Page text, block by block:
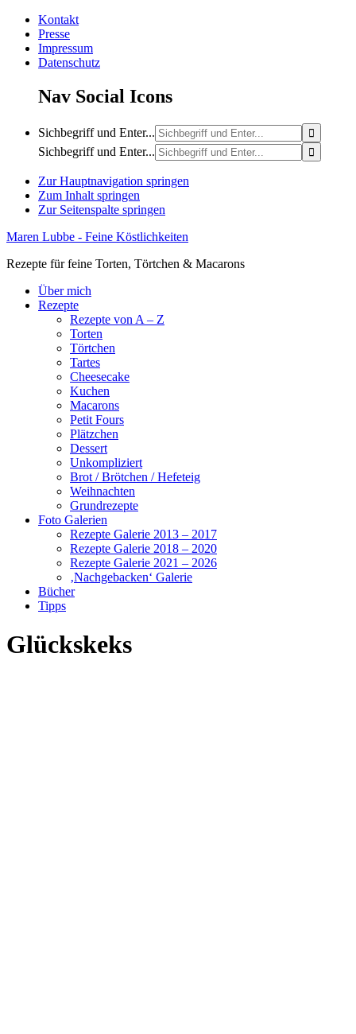
Kontakt
Presse
Impressum
Datenschutz
Nav Social Icons
Sichbegriff und Enter...
Sichbegriff und Enter...
Zur Hauptnavigation springen
Zum Inhalt springen
Zur Seitenspalte springen
Maren Lubbe - Feine Köstlichkeiten
Rezepte für feine Torten, Törtchen & Macarons
Über mich
Rezepte
Rezepte von A – Z
Torten
Törtchen
Tartes
Cheesecake
Kuchen
Macarons
Petit Fours
Plätzchen
Dessert
Unkompliziert
Brot / Brötchen / Hefeteig
Weihnachten
Grundrezepte
Foto Galerien
Rezepte Galerie 2013 – 2017
Rezepte Galerie 2018 – 2020
Rezepte Galerie 2021 – 2026
‚Nachgebacken‘ Galerie
Bücher
Tipps
Glückskeks